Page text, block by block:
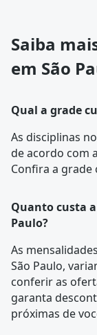
Saiba
em São
Qual a grade
As disciplinas
de acordo com
Confira a grade
Quanto custa
Paulo?
As
São Paulo,
conferir as
garanta
próximas de